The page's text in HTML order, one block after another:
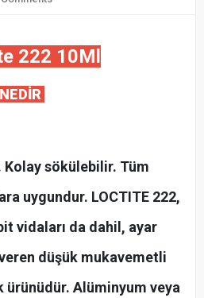
222 10Ml
sökülebilir. Tüm
uygundur. LOCTITE 222,
vidaları da dahil, ayar
düşük mukavemetli
ürünüdür. Alüminyum veya